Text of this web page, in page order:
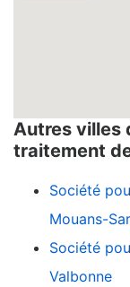
Autres villes
traitement
Société
Mouans-
Société
Valbonne